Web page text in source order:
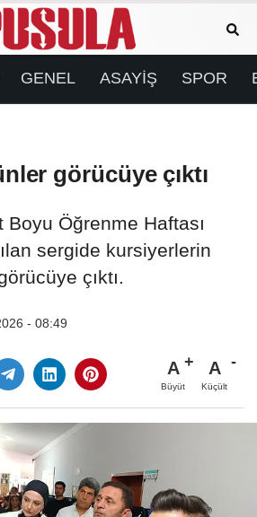
GENEL ASAYİŞ SPOR
görücüye çıktı
Boyu Öğrenme Haftası
sergide kursiyerlerin
çıktı.
- 08:49
A
Büyüt
A
Küçült